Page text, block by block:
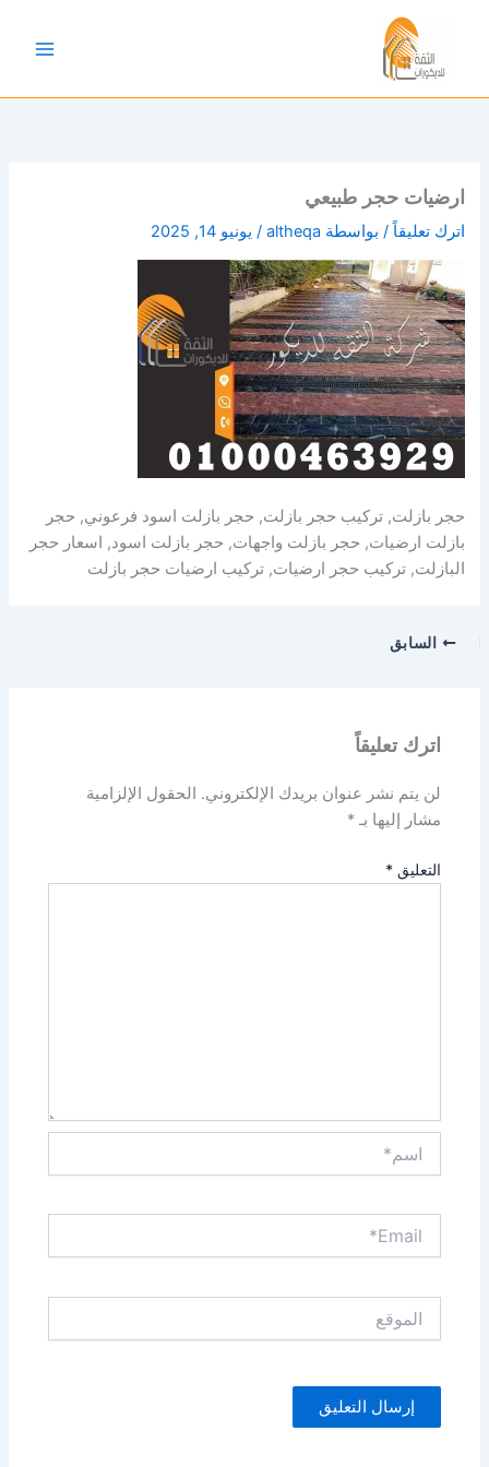
المحتوى
ارضيات حجر طبيعي
اترك تعليقاً / بواسطة altheqa
/ يونيو 14, 2025
حجر بازلت, تركيب حجر بازلت, حجر بازلت اسود فرعوني, حجر
بازلت ارضيات, حجر بازلت واجهات, حجر بازلت اسود, اسعار حجر
البازلت, تركيب حجر ارضيات, تركيب ارضيات حجر بازلت
السابق
اترك تعليقاً
لن يتم نشر عنوان بريدك الإلكتروني. الحقول الإلزامية
مشار إليها بـ*
التعليق*